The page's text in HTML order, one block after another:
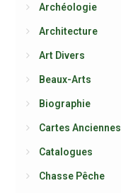
Archéologie
Architecture
Art Divers
Beaux-Arts
Biographie
Cartes Anciennes
Catalogues
Chasse Pêche